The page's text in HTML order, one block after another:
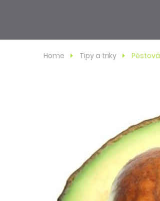
Home Tipy a triky